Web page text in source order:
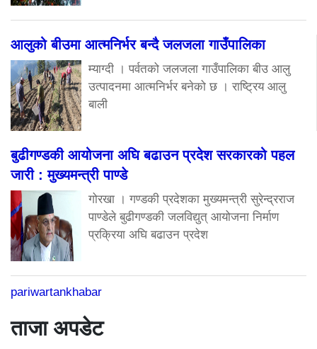
आलुको बीउमा आत्मनिर्भर बन्दै जलजला गाउँपालिका
म्याग्दी । पर्वतको जलजला गाउँपालिका बीउ आलु
उत्पादनमा आत्मनिर्भर बनेको छ । राष्ट्रिय आलु
बाली
बुढीगण्डकी आयोजना अघि बढाउन प्रदेश सरकारको पहल
जारी : मुख्यमन्त्री पाण्डे
गोरखा । गण्डकी प्रदेशका मुख्यमन्त्री सुरेन्द्रराज
पाण्डेले बुढीगण्डकी जलविद्युत् आयोजना निर्माण
प्रक्रिया अघि बढाउन प्रदेश
pariwartankhabar
ताजा अपडेट